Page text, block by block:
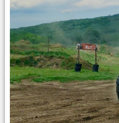
Conduite de Char
d'Assaut
+
Infos sur l’activité
L’expérience